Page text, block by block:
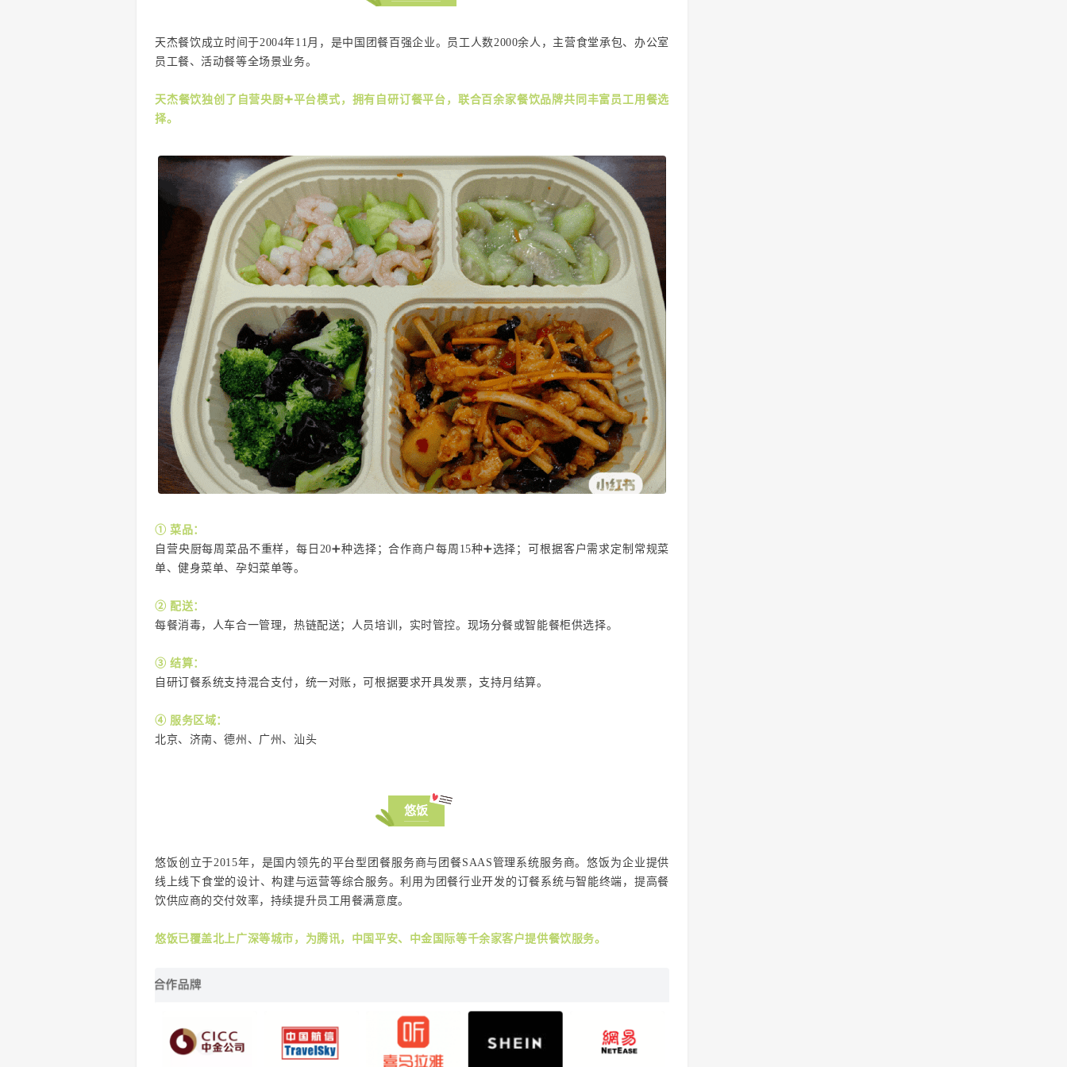
天杰餐饮成立时间于2004年11月，是中国团餐百强企业。员工人数2000余人，主营食堂承包、办公室
员工餐、活动餐等全场景业务。
天杰餐饮独创了自营央厨➕平台模式，拥有自研订餐平台，联合百余家餐饮品牌共同丰富员工用餐选
择。
① 菜品：
自营央厨每周菜品不重样，每日20➕种选择；合作商户每周15种➕选择；可根据客户需求定制常规菜
单、健身菜单、孕妇菜单等。
② 配送：
每餐消毒，人车合一管理，热链配送；人员培训，实时管控。现场分餐或智能餐柜供选择。
③ 结算：
自研订餐系统支持混合支付，统一对账，可根据要求开具发票，支持月结算。
④ 服务区域：
北京、济南、德州、广州、汕头
悠饭
悠饭创立于2015年，是国内领先的平台型团餐服务商与团餐SAAS管理系统服务商。悠饭为企业提供
线上线下食堂的设计、构建与运营等综合服务。利用为团餐行业开发的订餐系统与智能终端，提高餐
饮供应商的交付效率，持续提升员工用餐满意度。
悠饭已覆盖北上广深等城市，为腾讯，中国平安、中金国际等千余家客户提供餐饮服务。